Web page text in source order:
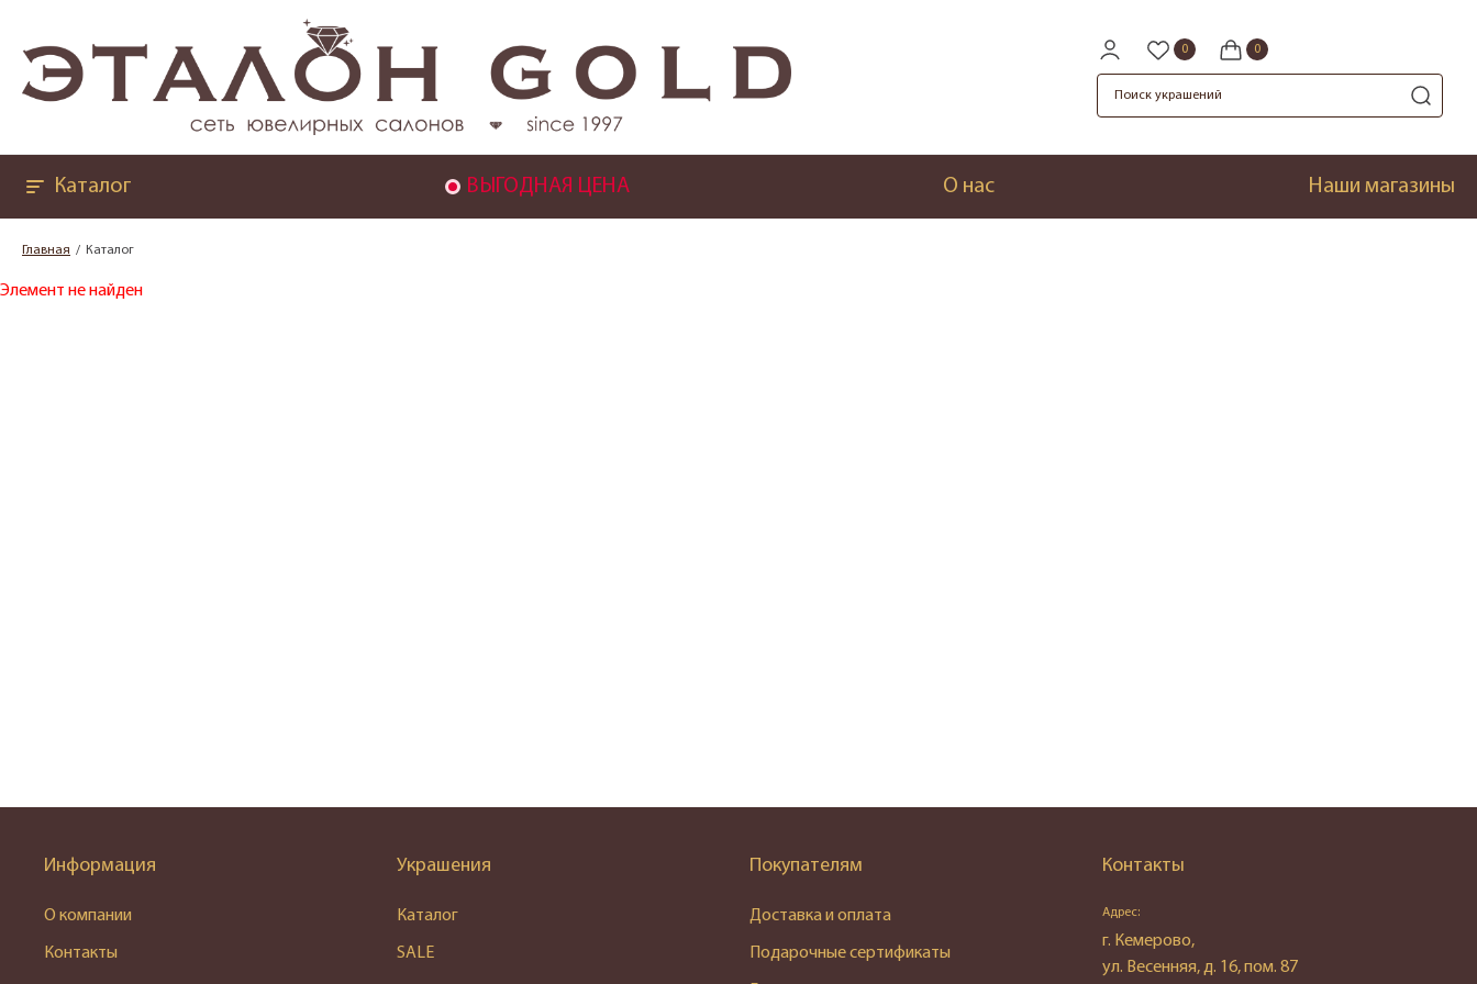
Каталог ВЫГОДНАЯ ЦЕНА О нас Наши магазины
Главная Каталог
Элемент не найден
Информация
О компании
Контакты
Украшения
Каталог
SALE
Покупателям
Доставка и оплата
Подарочные сертификаты
Контакты
Адрес:
г. Кемерово,
ул. Весенняя, д. 16, пом. 87